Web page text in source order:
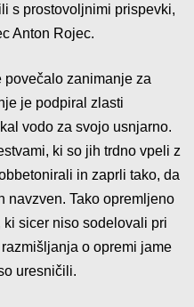
s prostovoljnimi prispevki,
Anton Rojec.
zanimanje za
je podpiral zlasti
vodo za svojo usnjarno.
ki so jih trdno vpeli z
in zaprli tako, da
navzven. Tako opremljeno
sicer niso sodelovali pri
o opremi jame
uresničili.